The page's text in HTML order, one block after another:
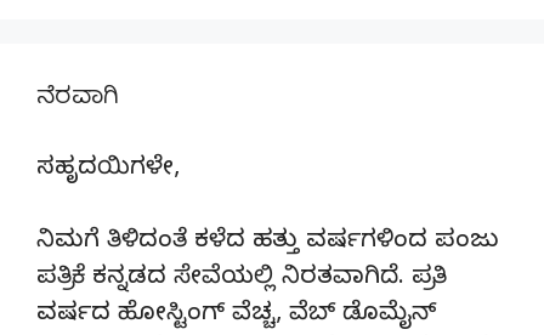
ನೆರವಾಗಿ
ಸಹೃದಯಿಗಳೇ,
ನಿಮಗೆ ತಿಳಿದಂತೆ ಕಳೆದ ಹತ್ತು ವರ್ಷಗಳಿಂದ ಪಂಜು
ಪತ್ರಿಕೆ ಕನ್ನಡದ ಸೇವೆಯಲ್ಲಿ ನಿರತವಾಗಿದೆ. ಪ್ರತಿ
ವರ್ಷದ ಹೋಸ್ಟಿಂಗ್‌ ವೆಚ್ಚ, ವೆಬ್‌ ಡೊಮೈನ್‌